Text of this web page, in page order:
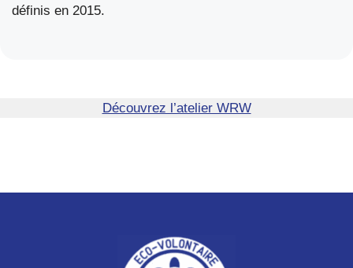
définis en 2015.
Découvrez l’atelier WRW